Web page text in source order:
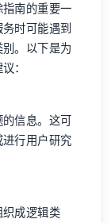
南的重要一
时可能遇到
。以下是为
：
信息。这可
行用户研究
成逻辑类